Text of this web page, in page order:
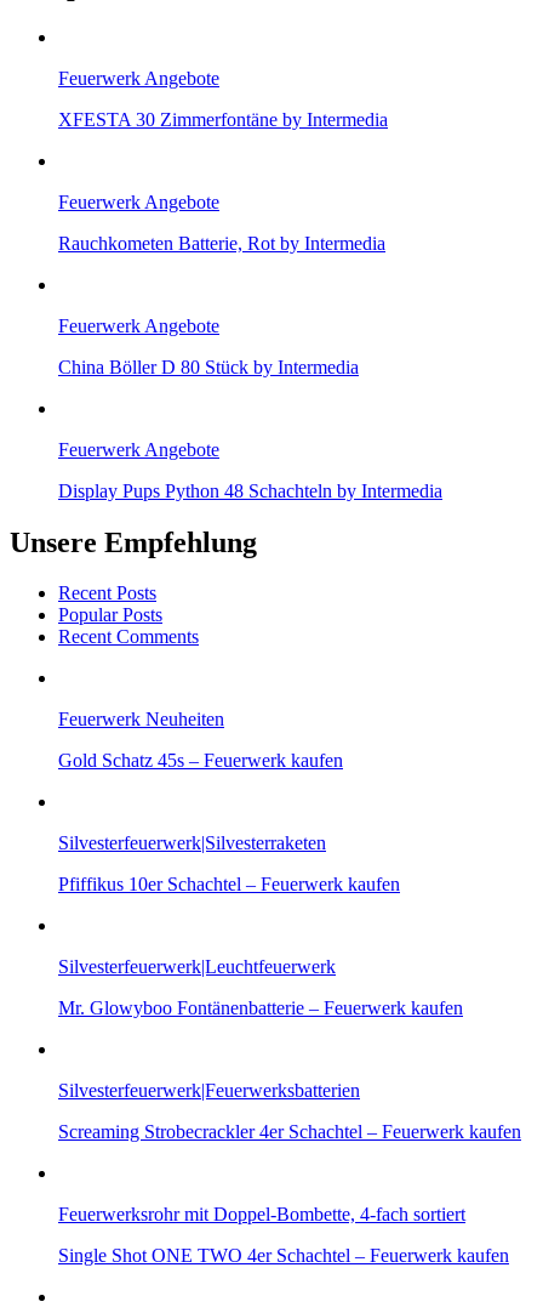
Feuerwerk Angebote
XFESTA 30 Zimmerfontäne by Intermedia
Feuerwerk Angebote
Rauchkometen Batterie, Rot by Intermedia
Feuerwerk Angebote
China Böller D 80 Stück by Intermedia
Feuerwerk Angebote
Display Pups Python 48 Schachteln by Intermedia
Unsere Empfehlung
Recent Posts
Popular Posts
Recent Comments
Feuerwerk Neuheiten
Gold Schatz 45s – Feuerwerk kaufen
Silvesterfeuerwerk|Silvesterraketen
Pfiffikus 10er Schachtel – Feuerwerk kaufen
Silvesterfeuerwerk|Leuchtfeuerwerk
Mr. Glowyboo Fontänenbatterie – Feuerwerk kaufen
Silvesterfeuerwerk|Feuerwerksbatterien
Screaming Strobecrackler 4er Schachtel – Feuerwerk kaufen
Feuerwerksrohr mit Doppel-Bombette, 4-fach sortiert
Single Shot ONE TWO 4er Schachtel – Feuerwerk kaufen